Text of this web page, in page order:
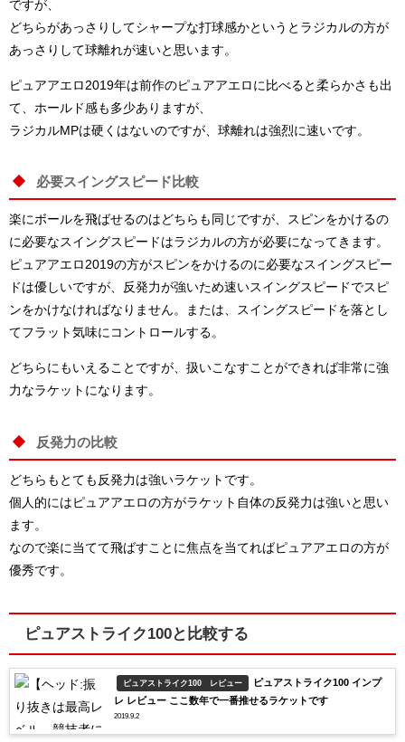
ですが、
どちらがあっさりしてシャープな打球感かというとラジカルの方が
あっさりして球離れが速いと思います。
ピュアアエロ2019年は前作のピュアアエロに比べると柔らかさも出
て、ホールド感も多少ありますが、
ラジカルMPは硬くはないのですが、球離れは強烈に速いです。
必要スイングスピード比較
楽にボールを飛ばせるのはどちらも同じですが、スピンをかけるの
に必要なスイングスピードはラジカルの方が必要になってきます。
ピュアアエロ2019の方がスピンをかけるのに必要なスイングスピー
ドは優しいですが、反発力が強いため速いスイングスピードでスピ
ンをかけなければなりません。または、スイングスピードを落とし
てフラット気味にコントロールする。
どちらにもいえることですが、扱いこなすことができれば非常に強
力なラケットになります。
反発力の比較
どちらもとても反発力は強いラケットです。
個人的にはピュアアエロの方がラケット自体の反発力は強いと思い
ます。
なので楽に当てて飛ばすことに焦点を当てればピュアアエロの方が
優秀です。
ピュアストライク100と比較する
ピュアストライク100 レビュー
ピュアストライク100 インプ
レ レビュー ここ数年で一番推せるラケットです
2019.9.2